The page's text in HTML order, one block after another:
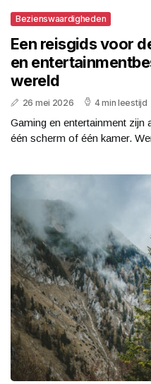
Bezienswaardigheden
Een reisgids voor
en
wereld
26 mei 2026 4 min leestijd
Gaming en entertainment zijn
één scherm of één kamer.